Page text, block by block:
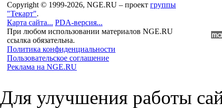
Copyright © 1999-2026, NGE.RU – проект группы
"Текарт".
Карта сайта... PDA-версия...
При любом использовании материалов NGE.RU
ссылка обязательна.
Политика конфиденциальности
Пользовательское соглашение
Реклама на NGE.RU
Для улучшения работы